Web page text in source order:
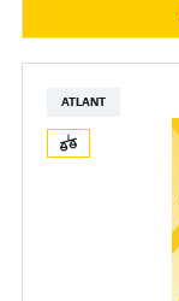
ATLANT